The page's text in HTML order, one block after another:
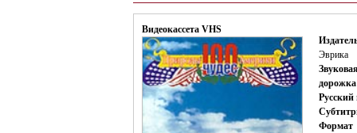
Видеокассета VHS
Эврика
Русский
Формат